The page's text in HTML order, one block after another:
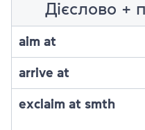
Дієслово +
aim at
arrive at
exclaim at smth